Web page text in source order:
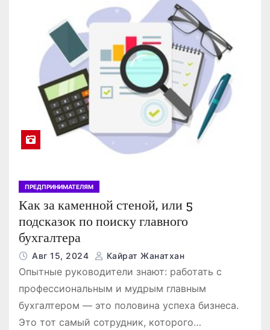
ПРЕДПРИНИМАТЕЛЯМ
Как за каменной стеной, или 5
подсказок по поиску главного
бухгалтера
Авг 15, 2024 Кайрат Жанатхан
Опытные руководители знают: работать с
профессиональным и мудрым главным
бухгалтером — это половина успеха бизнеса.
Это тот самый сотрудник, которого…